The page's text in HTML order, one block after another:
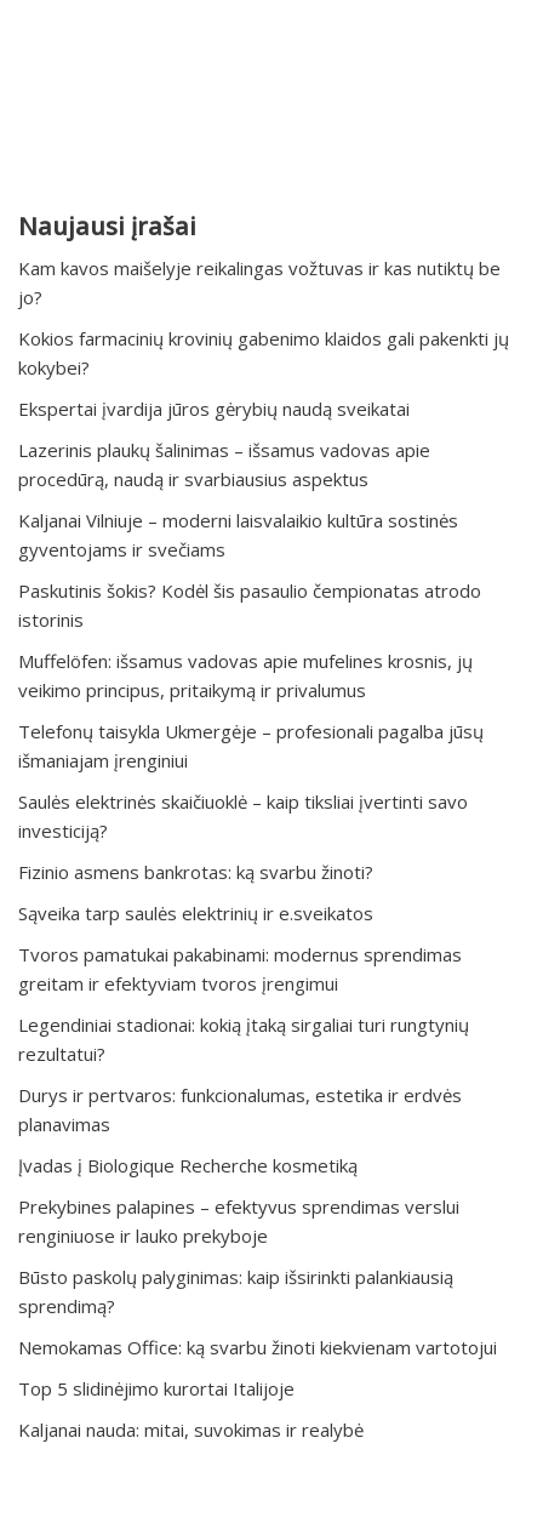
Naujausi įrašai
Kam kavos maišelyje reikalingas vožtuvas ir kas nutiktų be
jo?
Kokios farmacinių krovinių gabenimo klaidos gali pakenkti jų
kokybei?
Ekspertai įvardija jūros gėrybių naudą sveikatai
Lazerinis plaukų šalinimas – išsamus vadovas apie
procedūrą, naudą ir svarbiausius aspektus
Kaljanai Vilniuje – moderni laisvalaikio kultūra sostinės
gyventojams ir svečiams
Paskutinis šokis? Kodėl šis pasaulio čempionatas atrodo
istorinis
Muffelöfen: išsamus vadovas apie mufelines krosnis, jų
veikimo principus, pritaikymą ir privalumus
Telefonų taisykla Ukmergėje – profesionali pagalba jūsų
išmaniajam įrenginiui
Saulės elektrinės skaičiuoklė – kaip tiksliai įvertinti savo
investiciją?
Fizinio asmens bankrotas: ką svarbu žinoti?
Sąveika tarp saulės elektrinių ir e.sveikatos
Tvoros pamatukai pakabinami: modernus sprendimas
greitam ir efektyviam tvoros įrengimui
Legendiniai stadionai: kokią įtaką sirgaliai turi rungtynių
rezultatui?
Durys ir pertvaros: funkcionalumas, estetika ir erdvės
planavimas
Įvadas į Biologique Recherche kosmetiką
Prekybines palapines – efektyvus sprendimas verslui
renginiuose ir lauko prekyboje
Būsto paskolų palyginimas: kaip išsirinkti palankiausią
sprendimą?
Nemokamas Office: ką svarbu žinoti kiekvienam vartotojui
Top 5 slidinėjimo kurortai Italijoje
Kaljanai nauda: mitai, suvokimas ir realybė